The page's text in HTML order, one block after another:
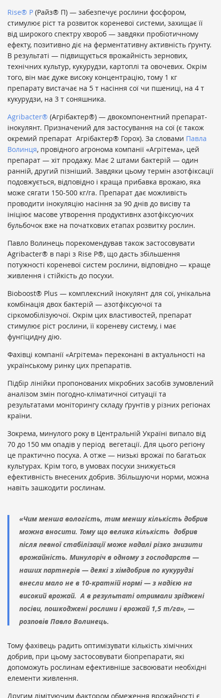
Rise® P (Райз® П) — забезпечує рослини фосфором,
стимулює ріст та розвиток кореневої системи, захищає її
від широкого спектру хвороб — завдяки пробіотичному
ефекту, позитивно діє на ферментативну активність ґрунту.
В результаті — підвищується врожайність зернових,
технічних культур, кукурудзи, картоплі та овочевих. Окрім
того, він має дуже високу концентрацію, тому 1 кг
препарату вистачає на 5 т насіння сої чи пшениці, на 4 т
кукурудзи, на 3 т соняшника.
Agribacter® (Агрібактер®) — двокомпонентний препарат-
інокулянт. Призначений для застосування на сої (є також
окремий препарат Агрібактер® Горох). За словами Павла
Волинця, провідного агронома компанії «Агрітема», цей
препарат — хіт продажу. Має 2 штами бактерій — один
ранній, другий пізніший. Завдяки цьому термін азотфіксації
подовжується, відповідно і краща прибавка врожаю, яка
може сягати 150-500 кг/га. Препарат дає можливість
проводити інокуляцію насіння за 90 днів до висіву та
ініціює масове утворення продуктивнх азотфіксуючих
бульбочок вже на початкових етапах розвитку рослин.
Павло Волинець порекомендував також застосовувати
Agribacter® в парі з Rise P®, що дасть збільшення
потужності кореневої систем рослини, відповідно — краще
живлення і стійкість до посухи.
Bioboost® Plus — комплексний інокулянт для сої, унікальна
комбінація двох бактерій — азотфіксуючої та
сіркомобілізуючої. Окрім цих властивостей, препарат
стимулює ріст рослини, її кореневу систему, і має
фунгіцидну дію.
Фахівці компанії «Агрітема» переконані в актуальності на
українському ринку цих препаратів.
Підбір лінійки пропонованих мікробних засобів зумовлений
аналізом змін погодно-кліматичної ситуації та
результатами моніторингу складу ґрунтів у різних регіонах
країни.
Зокрема, минулого року в Центральній Україні випало від
70 до 150 мм опадів у період вегетації. Для цього регіону
це практично посуха. А отже — низькі врожаї по багатьох
культурах. Крім того, в умовах посухи знижується
ефективність внесених добрив. Збільшуючи норми, можна
навіть зашкодити рослинам.
«Чим менша вологість, тим меншу кількість добрив
можна вносити. Тому що велика кількість добрив
після певної стабілізації може надалі різко знизити
врожайність. Минулоріч в одному з господарств —
наших партнерів — деякі з хімдобрив по кукурудзі
внесли мало не в 10-кратній нормі — з надією на
високий врожай. А в результаті отримали зріджені
посіви, пошкоджені рослини і врожай 1,5 т/га», —
розповів Павло Волинець.
Тому фахівець радить оптимізувати кількість хімічних
добрив, при цьому застосовувати біопрепарати, які
допоможуть рослинам ефективніше засвоювати необхідні
елементи живлення.
Другим лімітуючим фактором обмеження врожайності є